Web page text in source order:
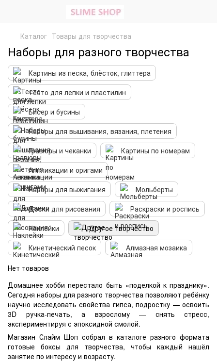
Каталог Товары для творчества
Домашнее хобби перестало быть «поделкой к празднику».
Сегодня наборы для разного творчества позволяют ребёнку
научно исследовать свойства гипса, подростку — освоить
3D ручка-печать, а взрослому — снять стресс,
экспериментируя с эпоксидной смолой.
Магазин Слайм Шоп собрал в каталоге разного формата
готовые боксы для творчества, чтобы каждый нашёл
занятие по интересу и возрасту.
Наборы для разного творчества
Картины из песка, блёсток, глиттера
Тесто для лепки и пластилин
Бисер и бусины
Наборы для вышивания, вязания, плетения
Гравюры и чеканки
Картины по номерам
Аппликации и оригами
Наборы для выжигания
Мольберты
Доски для рисования
Раскраски и роспись
Наклейки
Другое творчество
Кинетический песок
Алмазная мозаика
Нет товаров